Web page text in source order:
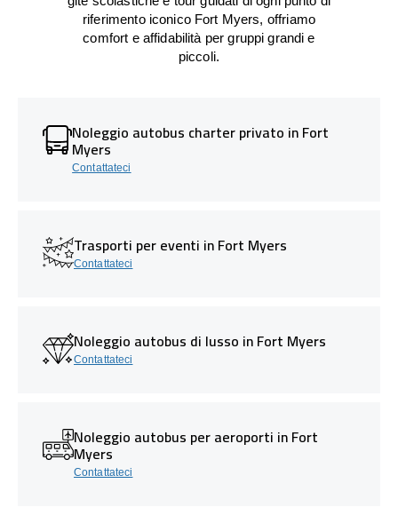
riferimento iconico Fort Myers, offriamo
comfort e affidabilità per gruppi grandi e
piccoli.
Noleggio autobus charter privato in Fort
Myers
Contattateci
Trasporti per eventi in Fort Myers
Contattateci
Noleggio autobus di lusso in Fort Myers
Contattateci
Noleggio autobus per aeroporti in Fort
Myers
Contattateci